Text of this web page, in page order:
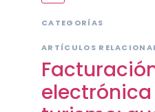
CATEGORÍAS
ARTÍCULOS
electrónica